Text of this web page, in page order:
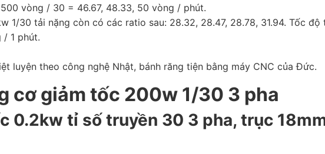
vòng / 30 = 46.67, 48.33, 50 vòng / phút.
1/30 tải nặng còn có các ratio sau: 28.32, 28.47, 28.78, 31.94. Tốc độ
1 phút.
luyện theo công nghệ Nhật, bánh răng tiện bằng máy CNC của Đức.
cơ giảm tốc 200w 1/30 3 pha
0.2kw tỉ số truyền 30 3 pha, trục 18